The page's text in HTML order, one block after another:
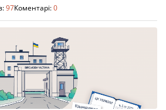
97Коментарі:0